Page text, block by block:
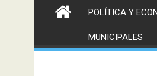
POLÍTICA Y
MUNICIPALES